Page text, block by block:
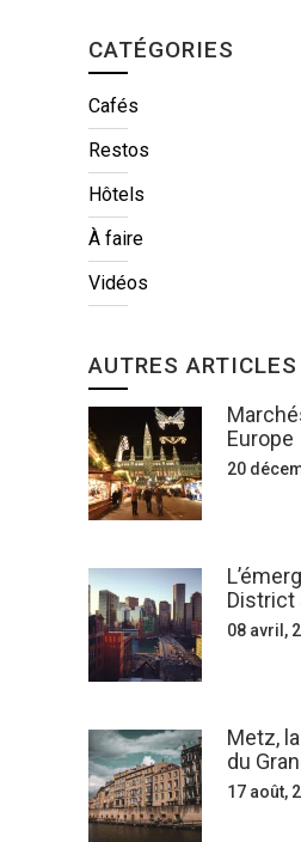
CATÉGORIES
Cafés
Restos
Hôtels
À faire
Vidéos
AUTRES ARTICLES
Europe
20
District
08 avril,
Metz,
du
17 août,